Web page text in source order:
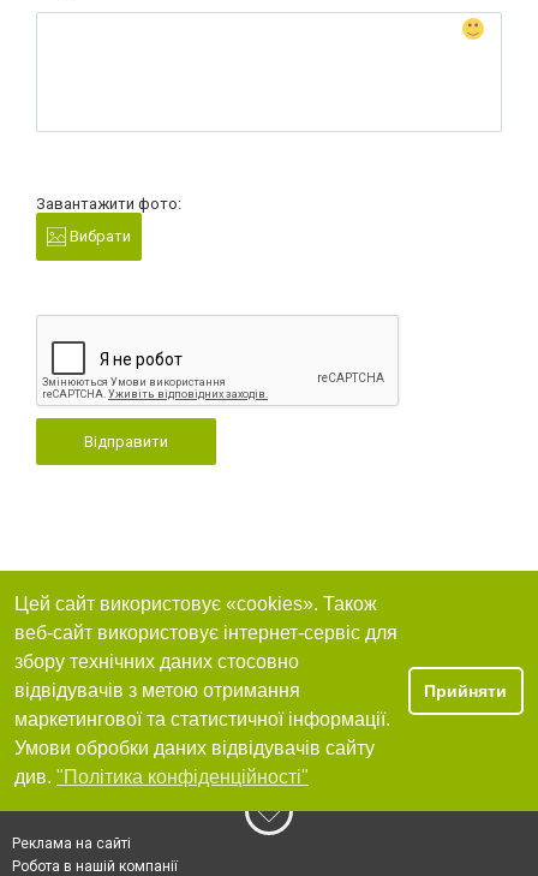
Завантажити фото:
Вибрати
Відправити
Цей сайт використовує «cookies». Також
веб-сайт використовує інтернет-сервіс для
збору технічних даних стосовно
відвідувачів з метою отримання
маркетингової та статистичної інформації.
Умови обробки даних відвідувачів сайту
див. "Політика конфіденційності"
Прийняти
Реклама на сайті
Робота в нашій компанії